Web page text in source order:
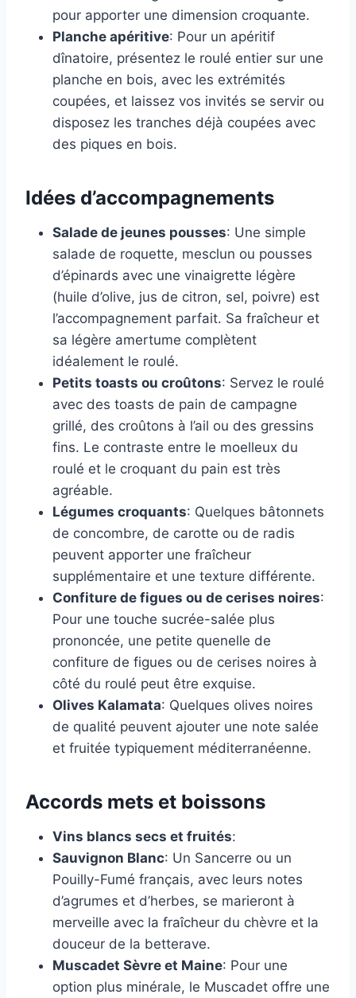
pour apporter une dimension croquante.
Planche apéritive: Pour un apéritif
dînatoire, présentez le roulé entier sur une
planche en bois, avec les extrémités
coupées, et laissez vos invités se servir ou
disposez les tranches déjà coupées avec
des piques en bois.
Idées d’accompagnements
Salade de jeunes pousses: Une simple
salade de roquette, mesclun ou pousses
d’épinards avec une vinaigrette légère
(huile d’olive, jus de citron, sel, poivre) est
l’accompagnement parfait. Sa fraîcheur et
sa légère amertume complètent
idéalement le roulé.
Petits toasts ou croûtons: Servez le roulé
avec des toasts de pain de campagne
grillé, des croûtons à l’ail ou des gressins
fins. Le contraste entre le moelleux du
roulé et le croquant du pain est très
agréable.
Légumes croquants: Quelques bâtonnets
de concombre, de carotte ou de radis
peuvent apporter une fraîcheur
supplémentaire et une texture différente.
Confiture de figues ou de cerises noires:
Pour une touche sucrée-salée plus
prononcée, une petite quenelle de
confiture de figues ou de cerises noires à
côté du roulé peut être exquise.
Olives Kalamata: Quelques olives noires
de qualité peuvent ajouter une note salée
et fruitée typiquement méditerranéenne.
Accords mets et boissons
Vins blancs secs et fruités:
Sauvignon Blanc: Un Sancerre ou un
Pouilly-Fumé français, avec leurs notes
d’agrumes et d’herbes, se marieront à
merveille avec la fraîcheur du chèvre et la
douceur de la betterave.
Muscadet Sèvre et Maine: Pour une
option plus minérale, le Muscadet offre une